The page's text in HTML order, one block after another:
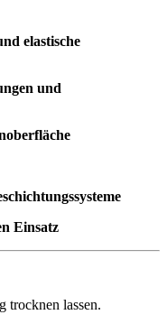
elastische
und
Einsatz
trocknen lassen.